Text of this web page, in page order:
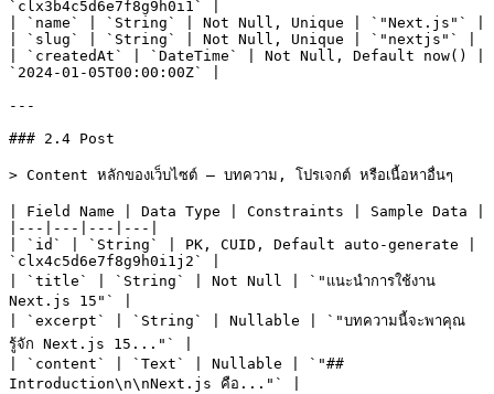
`clx3b4c5d6e7f8g9h0i1` |
| `name` | `String` | Not Null, Unique | `"Next.js"` |
| `slug` | `String` | Not Null, Unique | `"nextjs"` |
| `createdAt` | `DateTime` | Not Null, Default now() |
`2024-01-05T00:00:00Z` |
---
### 2.4 Post
> Content หลักของเว็บไซต์ — บทความ, โปรเจกต์ หรือเนื้อหาอื่นๆ
| Field Name | Data Type | Constraints | Sample Data |
|---|---|---|---|
| `id` | `String` | PK, CUID, Default auto-generate |
`clx4c5d6e7f8g9h0i1j2` |
| `title` | `String` | Not Null | `"แนะนำการใช้งาน
Next.js 15"` |
| `excerpt` | `String` | Nullable | `"บทความนี้จะพาคุณ
รู้จัก Next.js 15..."` |
| `content` | `Text` | Nullable | `"##
Introduction\n\nNext.js คือ..."` |